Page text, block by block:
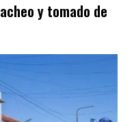
y tomado de